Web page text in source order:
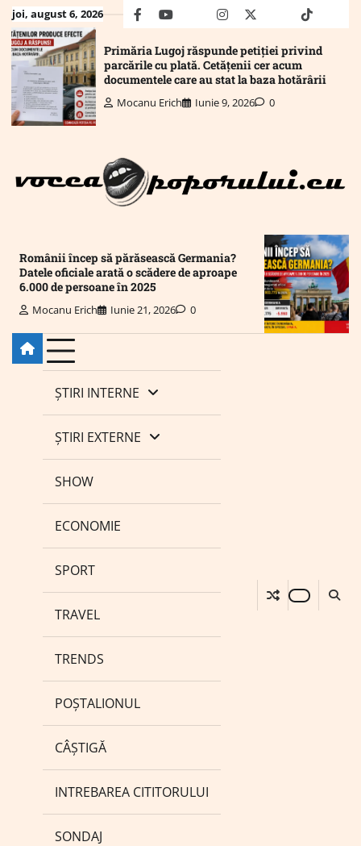
Skip
to
content
joi, august 6, 2026 facebookyoutubeMailinstagram
twitter truthtiktok
Primăria Lugoj răspunde petiției privind
parcările cu plată. Cetățenii cer acum
documentele care au stat la baza hotărârii
Mocanu Erich Iunie 9, 2026 0
Românii încep să părăsească Germania?
Datele oficiale arată o scădere de aproape
6.000 de persoane în 2025
Mocanu Erich Iunie 21, 2026 0
ȘTIRI INTERNE
ȘTIRI EXTERNE
SHOW
ECONOMIE
SPORT
TRAVEL
TRENDS
POȘTALIONUL
CÂȘTIGĂ
INTREBAREA CITITORULUI
SONDAJ